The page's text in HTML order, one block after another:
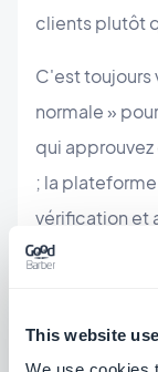
This website
clients plutôt
C'est toujours
normale »
qui
; la
vérification et
relation
pour
aujourd'hui.